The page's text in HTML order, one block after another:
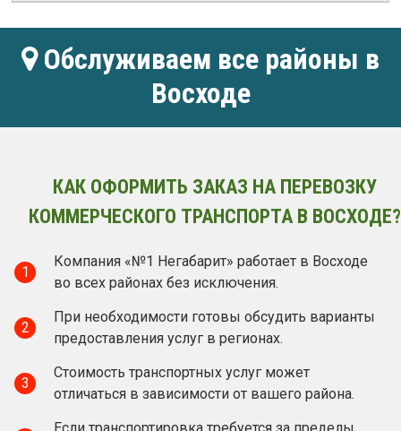
Обслуживаем все районы в
Восходе
КАК ОФОРМИТЬ ЗАКАЗ НА ПЕРЕВОЗКУ
КОММЕРЧЕСКОГО ТРАНСПОРТА В ВОСХОДЕ?
1
Компания «№1 Негабарит» работает в Восходе
во всех районах без исключения.
2
При необходимости готовы обсудить варианты
предоставления услуг в регионах.
3
Стоимость транспортных услуг может
отличаться в зависимости от вашего района.